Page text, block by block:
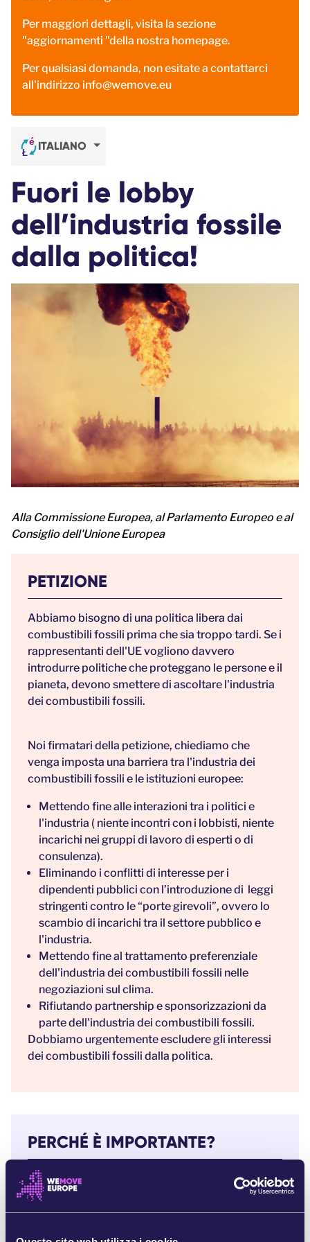
Per maggiori dettagli, visita la sezione
"aggiornamenti "della nostra homepage.
Per qualsiasi domanda, non esitate a contattarci
all'indirizzo info@wemove.eu
ITALIANO
Fuori le lobby
dell’industria fossile
dalla politica!
Alla Commissione Europea, al Parlamento Europeo e al
Consiglio dell'Unione Europea
PETIZIONE
Abbiamo bisogno di una politica libera dai
combustibili fossili prima che sia troppo tardi. Se i
rappresentanti dell'UE vogliono davvero
introdurre politiche che proteggano le persone e il
pianeta, devono smettere di ascoltare l'industria
dei combustibili fossili.
Noi firmatari della petizione, chiediamo che
venga imposta una barriera tra l'industria dei
combustibili fossili e le istituzioni europee:
Mettendo fine alle interazioni tra i politici e
l'industria ( niente incontri con i lobbisti, niente
incarichi nei gruppi di lavoro di esperti o di
consulenza).
Eliminando i conflitti di interesse per i
dipendenti pubblici con l’introduzione di leggi
stringenti contro le “porte girevoli”, ovvero lo
scambio di incarichi tra il settore pubblico e
l'industria.
Mettendo fine al trattamento preferenziale
dell'industria dei combustibili fossili nelle
negoziazioni sul clima.
Rifiutando partnership e sponsorizzazioni da
parte dell'industria dei combustibili fossili.
Dobbiamo urgentemente escludere gli interessi
dei combustibili fossili dalla politica.
PERCHÉ È IMPORTANTE?
I Commissari dell'UE
e i funzionari di alto livello
incontrano i lobbisti dei combustibili fossili quasi
ogni singolo giorno.[1]